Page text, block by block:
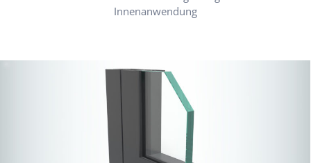
Innenanwendung